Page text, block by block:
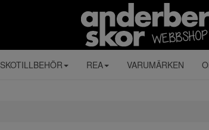
SKOTILLBEHÖR REA VARUMÄRKEN